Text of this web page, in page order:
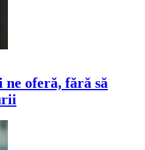
oferă, fără să